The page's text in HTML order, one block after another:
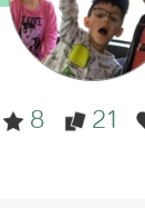
Blog
Partner
8 21